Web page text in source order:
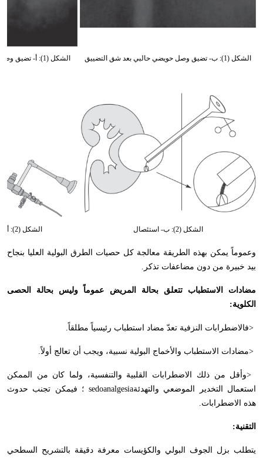
الشكل (1): ب- تضيق وصل حويضي حالبي بعد شق التضييق الشكل (1): أ- تضيق وصل حويضي حالبي مع حصيات كلوية
الشكل (2): ب- استئصال الشكل (2): أ- تبخير ورم حويضة صغير
وعموماً يمكن بهذه الطريقة معالجة كل حصيات الطرق البولية العليا بنجاح
بيد خبيرة من دون مضاعفات تذكر .
مضادات الاستطباب تتعلق بحالة المريض عموماً وليس بحالة الحصى
الكلوية:
>فالاضطرابات النزفية تعدّ مضاد استطباب رئيسياً مطلقاً.
>مضادات الاستطباب والأخماج البولية نسبية، ويجب أن تعالج أولاً.
>وأقل من ذلك الاضطرابات القلبية والتنفسية، ولما كان من الممكن
استعمال التخدير الموضعي والتهدئةsedoanalgesia ؛ فيمكن تجنب حدوث
هذه الاضطرابات.
التقنية:
يتطلب بزل الجوف البولي والكؤيسات معرفة دقيقة بالتشريح السطحي